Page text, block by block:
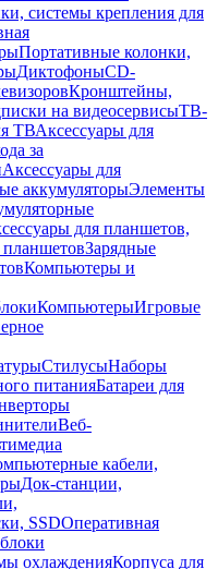
системы крепления для
Портативные колонки,
ДиктофоныCD-
Кронштейны,
на видеосервисыТВ-
ТВАксессуары для
за
Аксессуары для
аккумуляторыЭлементы
для планшетов,
Зарядные
Компьютеры и
КомпьютерыИгровые
СтилусыНаборы
питанияБатареи для
Веб-
кабели,
Док-станции,
SSDОперативная
охлажденияКорпуса для